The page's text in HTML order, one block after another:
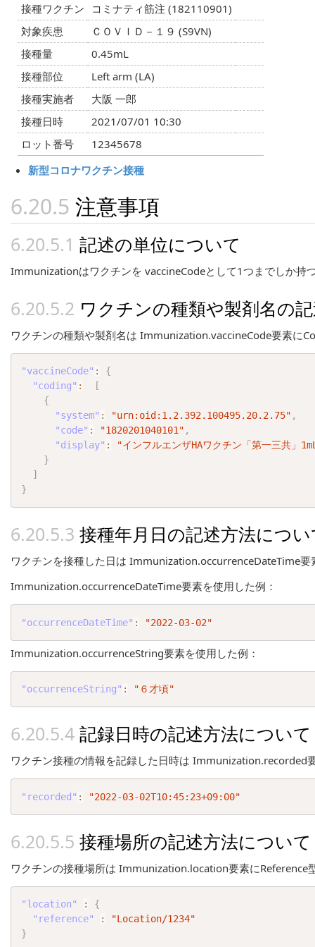
接種ワクチン
コミナティ筋注 (182110901)
対象疾患
ＣＯＶＩＤ－１９ (S9VN)
接種量
0.45mL
接種部位
Left arm (LA)
接種実施者
大阪 一郎
接種日時
2021/07/01 10:30
ロット番号
12345678
新型コロナワクチン接種
注意事項
記述の単位について
Immunizationはワクチンを vaccineCodeとして1つまでしか
ワクチンの種類や製剤名の
ワクチンの種類や製剤名は Immunization.vaccineCode要素に
"vaccineCode" :
{
"coding" :
[
{
"system" : "urn:oid:1.2.392.100495.20.2.75" ,
"code" : "1820201040101" ,
"display" :
"インフルエンザHAワクチン「第一三共」
}
]
}
接種年月日の記述方法につ
ワクチンを接種した日は Immunization.occurrenceDateTime
Immunization.occurrenceDateTime要素を使用した例：
"occurrenceDateTime" : "2022-03-02"
Immunization.occurrenceString要素を使用した例：
"occurrenceString" : "６才頃"
記録日時の記述方法について
ワクチン接種の情報を記録した日時は Immunization.recorded
"recorded" : "2022-03-02T10:45:23+09:00"
接種場所の記述方法について
ワクチンの接種場所は Immunization.location要素にReference
"location" :
{
"reference"
:
"Location/1234"
}